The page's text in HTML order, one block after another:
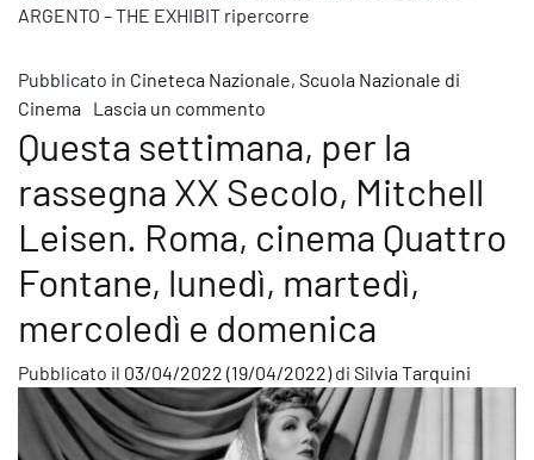
ARGENTO – THE EXHIBIT ripercorre
Pubblicato in Cineteca Nazionale, Scuola Nazionale di
Cinema
Lascia un commento
Questa settimana, per la
rassegna XX Secolo, Mitchell
Leisen. Roma, cinema Quattro
Fontane, lunedì, martedì,
mercoledì e domenica
Pubblicato il 03/04/2022 (19/04/2022)di Silvia Tarquini